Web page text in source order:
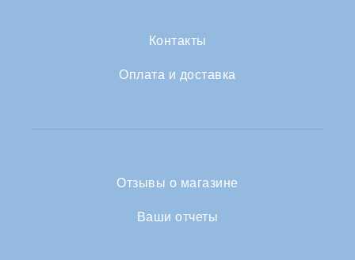
Контакты
Оплата и доставка
Отзывы о магазине
Ваши отчеты